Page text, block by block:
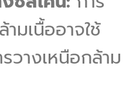
มเนื้ออาจใช้
วางเหนือกล้าม